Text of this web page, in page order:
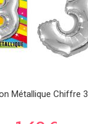
Métallique Chiffre 3